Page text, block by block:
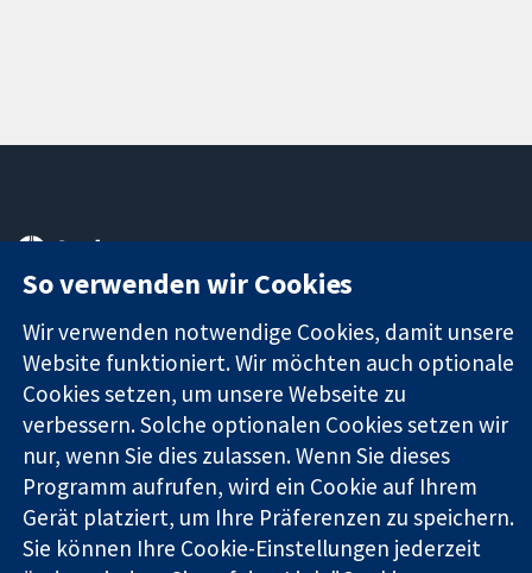
Zuverlässige
Evidenz
Informierte
Entscheidungen
Bessere
Gesundheit
11-13 Cavendish
Square
London
W1G0AN
Vereinigtes
Kontaktieren
Pressestelle
Über uns
Cochrane
Library
Die Cochrane Collaboration ist eine gemeinützige Organisation
(Nr. 1045921) und in England und in Wales als eine Gesellschaft
So verwenden wir Cookies
Wir verwenden notwendige Cookies, damit unsere
Website funktioniert. Wir möchten auch optionale
Cookies setzen, um unsere Webseite zu
verbessern. Solche optionalen Cookies setzen wir
nur, wenn Sie dies zulassen. Wenn Sie dieses
Programm aufrufen, wird ein Cookie auf Ihrem
Gerät platziert, um Ihre Präferenzen zu speichern.
Sie können Ihre Cookie-Einstellungen jederzeit